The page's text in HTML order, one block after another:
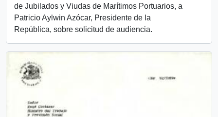
de Jubilados y Viudas de Marítimos Portuarios, a
Patricio Aylwin Azócar, Presidente de la
República, sobre solicitud de audiencia.